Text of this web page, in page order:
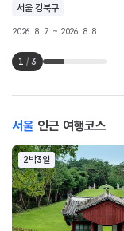
서울 강북구
2026. 8. 7. ~ 2026. 8. 8.
1 / 3
서울 인근 여행코스
2박3일